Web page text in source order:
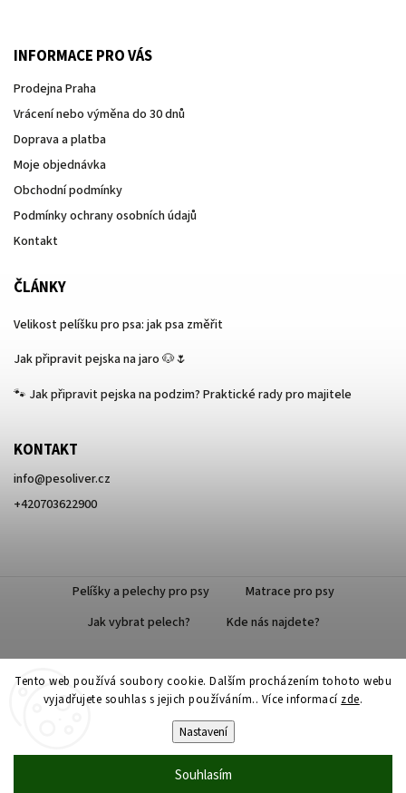
Tento web používá soubory cookie. Dalším procházením tohoto webu
vyjadřujete souhlas s jejich používáním.. Více informací zde.
Nastavení
Souhlasím
INFORMACE PRO VÁS
Prodejna Praha
Vrácení nebo výměna do 30 dnů
Doprava a platba
Moje objednávka
Obchodní podmínky
Podmínky ochrany osobních údajů
Kontakt
ČLÁNKY
Velikost pelíšku pro psa: jak psa změřit
Jak připravit pejska na jaro 🐶🌷
🐾 Jak připravit pejska na podzim? Praktické rady pro majitele
KONTAKT
info@pesoliver.cz
+420703622900
Pelíšky a pelechy pro psy
Matrace pro psy
Jak vybrat pelech?
Kde nás najdete?
Doprava zdarma